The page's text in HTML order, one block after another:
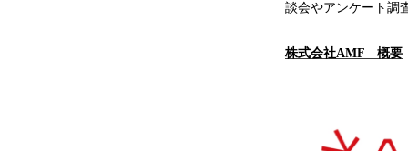
談会やアンケート調
株式会社AMF 概要